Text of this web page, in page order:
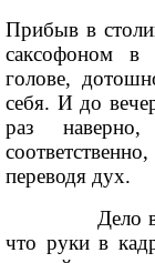
Прибыв в
саксофоном
голове,
себя. И до
раз
переводя дух.
Дело в том,
что руки в